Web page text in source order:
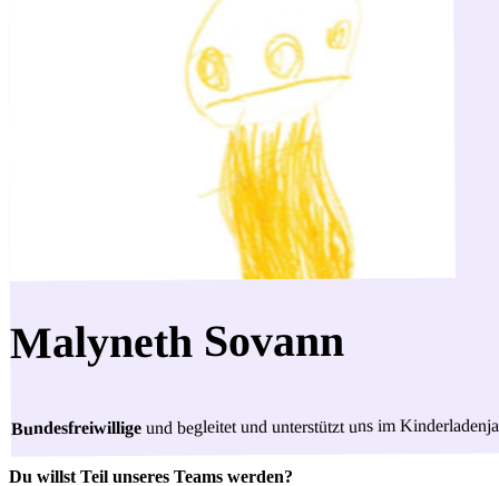
Malyneth Sovann
Bundesfreiwilligeund begleitet und unterstützt uns im
Du willst Teil unseres Teams werden?